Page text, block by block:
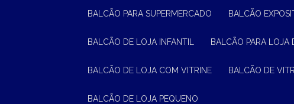
BALCÃO PARA SUPERMERCADO BALCÃO
BALCÃO DE LOJA INFANTIL BALCÃO PARA LOJA
BALCÃO DE LOJA COM VITRINE BALCÃO DE
BALCÃO DE LOJA PEQUENO